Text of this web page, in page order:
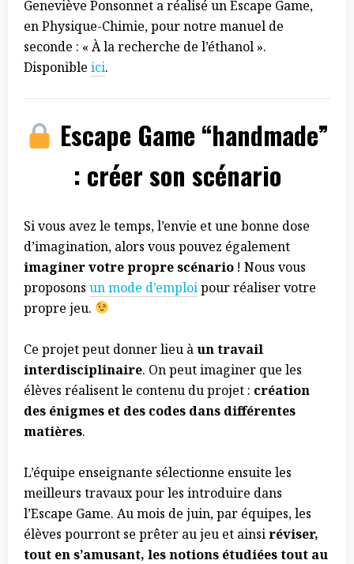
Geneviève Ponsonnet a réalisé un Escape Game,
en Physique-Chimie, pour notre manuel de
seconde : « À la recherche de l’éthanol ».
Disponible ici.
Escape Game “handmade”
: créer son scénario
Si vous avez le temps, l’envie et une bonne dose
d’imagination, alors vous pouvez également
imaginer votre propre scénario ! Nous vous
proposons un mode d’emploipour réaliser votre
propre jeu.
Ce projet peut donner lieu àun travail
interdisciplinaire. On peut imaginer que les
élèves réalisent le contenu du projet : création
des énigmes et des codes dans différentes
matières.
L’équipe enseignante sélectionne ensuite les
meilleurs travaux pour les introduire dans
l’Escape Game. Au mois de juin, par équipes, les
élèves pourront se prêter au jeu et ainsiréviser,
tout en s’amusant, les notions étudiées tout au